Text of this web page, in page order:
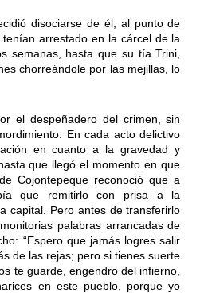
disociarse de él, al punto de
arrestado en la cárcel de la
semanas, hasta que su tía Trini,
chorreándole por las mejillas, lo
el despeñadero del crimen, sin
En cada acto delictivo
en cuanto a la gravedad y
que llegó el momento en que
Cojontepeque reconoció que a
que remitirlo con prisa a la
capital. Pero antes de transferirlo
palabras arrancadas de
“Espero que jamás logres salir
de las rejas; pero si tienes suerte
te guarde, engendro del infierno,
en este pueblo, porque yo